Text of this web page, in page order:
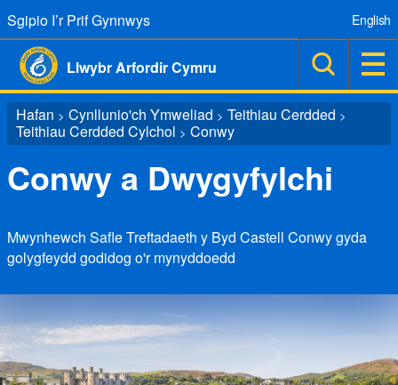
Sgipio I’r Prif Gynnwys
Llwybr Arfordir Cymru
English
Hafan > Cynllunio'ch Ymweliad > Teithiau Cerdded >
Teithiau Cerdded Cylchol > Conwy
Conwy a Dwygyfylchi
Mwynhewch Safle Treftadaeth y Byd Castell Conwy gyda
golygfeydd godidog o'r mynyddoedd